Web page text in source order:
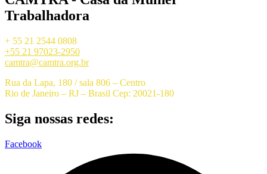
Trabalhadora
+ 55 21 2544 0808
+55 21 97023-2950
camtra@camtra.org.br
Rua da Lapa, 180 / sala 806 – Centro
Rio de Janeiro – RJ – Brasil Cep: 20021-180
Siga nossas redes:
Facebook